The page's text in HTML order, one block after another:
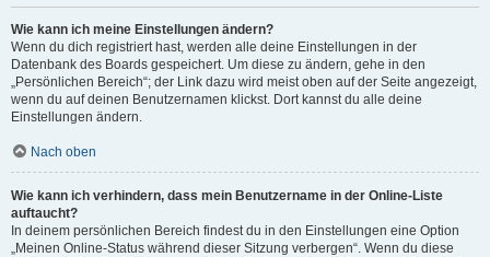
Wie kann ich meine Einstellungen ändern?
Wenn du dich registriert hast, werden alle deine Einstellungen in der
Datenbank des Boards gespeichert. Um diese zu ändern, gehe in den
„Persönlichen Bereich“; der Link dazu wird meist oben auf der Seite angezeigt,
wenn du auf deinen Benutzernamen klickst. Dort kannst du alle deine
Einstellungen ändern.
Nach oben
Wie kann ich verhindern, dass mein Benutzername in der Online-Liste
auftaucht?
In deinem persönlichen Bereich findest du in den Einstellungen eine Option
„Meinen Online-Status während dieser Sitzung verbergen“. Wenn du diese